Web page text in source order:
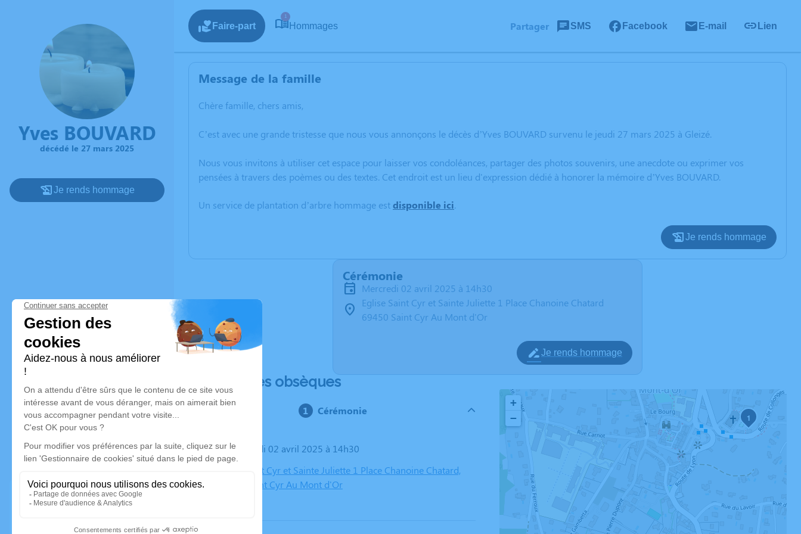
Yves BOUVARD
décédé le 27 mars 2025
Je rends hommage
Faire-part
1
Hommages Partager SMS Facebook E-mail Lien
Message de la famille
Chère famille, chers amis,
C’est avec une grande tristesse que nous vous annonçons le décès d’Yves BOUVARD survenu le jeudi 27 mars 2025 à Gleizé.
Nous vous invitons à utiliser cet espace pour laisser vos condoléances, partager des photos souvenirs, une anecdote ou exprimer vos
pensées à travers des poèmes ou des textes. Cet endroit est un lieu d'expression dédié à honorer la mémoire d’Yves BOUVARD.
Un service de plantation d’arbre hommage estdisponible ici.
Je rends hommage
Cérémonie
mercredi 02 avril 2025 à 14h30
Eglise Saint Cyr et Sainte Juliette 1 Place Chanoine Chatard
69450 Saint Cyr Au Mont d'Or
Je rends hommage
Déroulé des obsèques
Cérémonie
Le mercredi 02 avril 2025 à 14h30
Eglise Saint Cyr et Sainte Juliette 1 Place Chanoine Chatard,
69450 Saint Cyr Au Mont d'Or
1
+
−